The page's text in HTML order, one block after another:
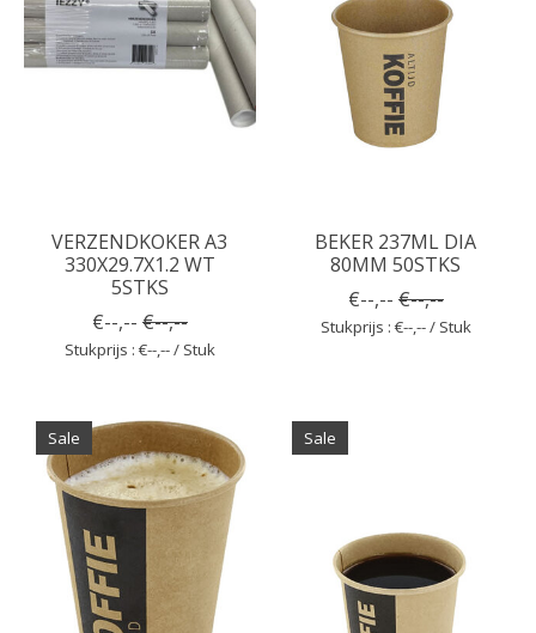
VERZENDKOKER A3
330X29.7X1.2 WT
5STKS
€--,-- €--,--
Stukprijs : €--,-- / Stuk
BEKER 237ML DIA
80MM 50STKS
€--,-- €--,--
Stukprijs : €--,-- / Stuk
Sale Sale